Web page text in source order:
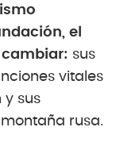
el
sus
vitales
y sus
rusa.